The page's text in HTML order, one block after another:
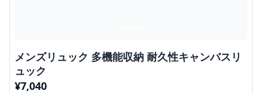
メンズリュック 多機能収納 耐久性キャンバスリ
ュック
¥7,040